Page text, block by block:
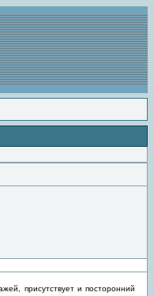
присутствует и посторонний